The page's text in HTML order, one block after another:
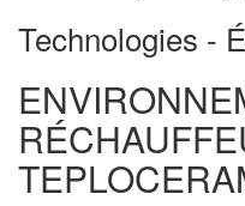
Technologies -